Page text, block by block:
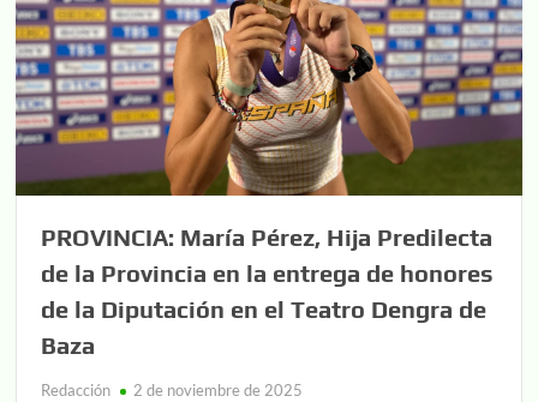
PROVINCIA: María Pérez, Hija Predilecta
de la Provincia en la entrega de honores
de la Diputación en el Teatro Dengra de
Baza
Redacción 2 de noviembre de 2025